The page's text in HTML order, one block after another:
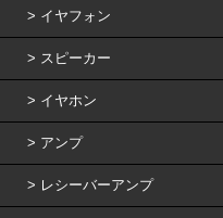
イヤフォン
スピーカー
イヤホン
アンプ
レシーバーアンプ